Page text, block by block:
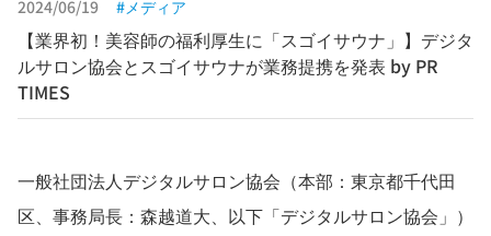
2024/06/19 メディア
【業界初！美容師の福利厚生に「スゴイサウナ」】デジタ
ルサロン協会とスゴイサウナが業務提携を発表 by PR
TIMES
一般社団法人デジタルサロン協会（本部：東京都千代田
区、事務局長：森越道大、以下「デジタルサロン協会」）